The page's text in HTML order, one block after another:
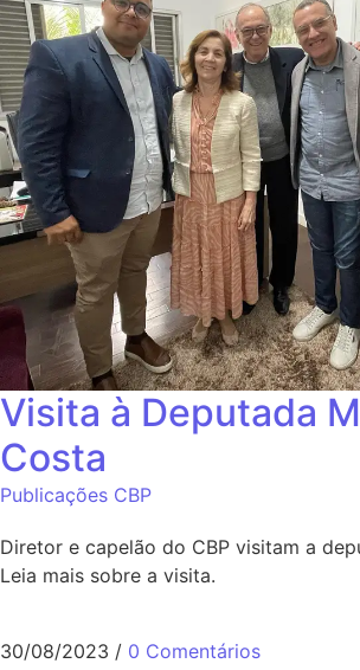
Visita à Deputada
Costa
Publicações CBP
Diretor e capelão do CBP visitam a
Leia mais sobre a visita.
30/08/2023 / 0 Comentários